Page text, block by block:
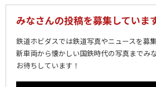
みなさんの投稿を募集していま
鉄道ホビダスでは鉄道写真やニュースを募
新車両から懐かしい国鉄時代の写真までみ
お待ちしています！